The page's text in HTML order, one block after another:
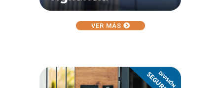
VER MÁS